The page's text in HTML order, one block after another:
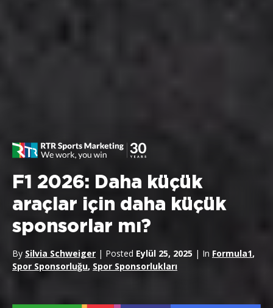
F1 2026: Daha küçük
araçlar için daha küçük
sponsorlar mı?
By Silvia Schweiger | Posted Eylül 25, 2025 | In Formula1,
Spor Sponsorluğu, Spor Sponsorlukları